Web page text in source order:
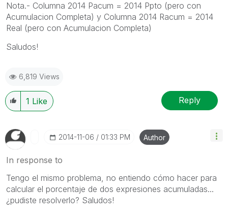
Nota.- Columna 2014 Pacum = 2014 Ppto (pero con
Acumulacion Completa) y Columna 2014 Racum = 2014
Real (pero con Acumulacion Completa)
Saludos!
6,819 Views
1 Like Reply
‎2014-11-06 01:33 PM Author
In response to
Tengo el mismo problema, no entiendo cómo hacer para
calcular el porcentaje de dos expresiones acumuladas...
¿pudiste resolverlo? Saludos!